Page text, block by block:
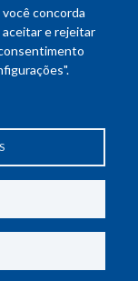
concorda
e rejeitar
A
às 18h30